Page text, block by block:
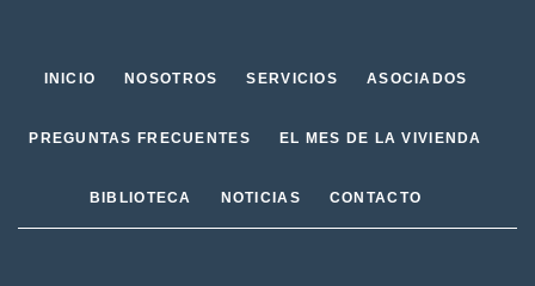
INICIO NOSOTROS SERVICIOS ASOCIADOS
PREGUNTAS FRECUENTES EL MES DE LA VIVIENDA
BIBLIOTECA NOTICIAS CONTACTO